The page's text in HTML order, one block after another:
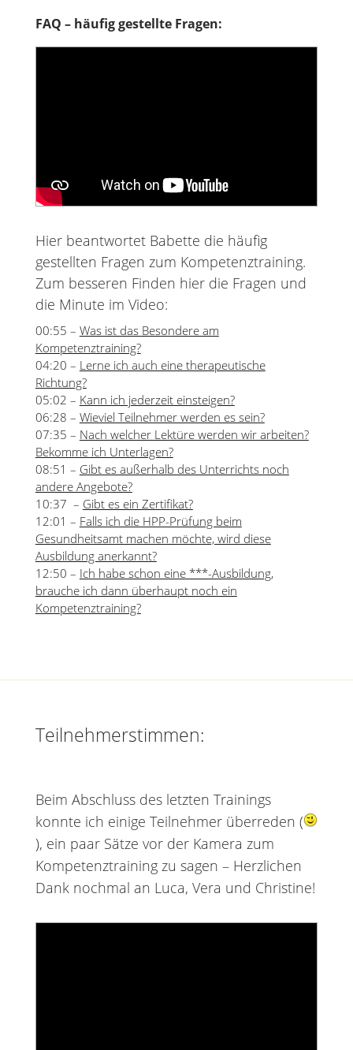
FAQ – häufig gestellte Fragen:
Hier beantwortet Babette die häufig
gestellten Fragen zum Kompetenztraining.
Zum besseren Finden hier die Fragen und
die Minute im Video:
00:55 – Was ist das Besondere am
Kompetenztraining?
04:20 – Lerne ich auch eine therapeutische
Richtung?
05:02 – Kann ich jederzeit einsteigen?
06:28 – Wieviel Teilnehmer werden es sein?
07:35 – Nach welcher Lektüre werden wir arbeiten?
Bekomme ich Unterlagen?
08:51 – Gibt es außerhalb des Unterrichts noch
andere Angebote?
10:37 – Gibt es ein Zertifikat?
12:01 – Falls ich die HPP-Prüfung beim
Gesundheitsamt machen möchte, wird diese
Ausbildung anerkannt?
12:50 – Ich habe schon eine ***-Ausbildung,
brauche ich dann überhaupt noch ein
Kompetenztraining?
Teilnehmerstimmen:
Beim Abschluss des letzten Trainings
konnte ich einige Teilnehmer überreden (
), ein paar Sätze vor der Kamera zum
Kompetenztraining zu sagen – Herzlichen
Dank nochmal an Luca, Vera und Christine!